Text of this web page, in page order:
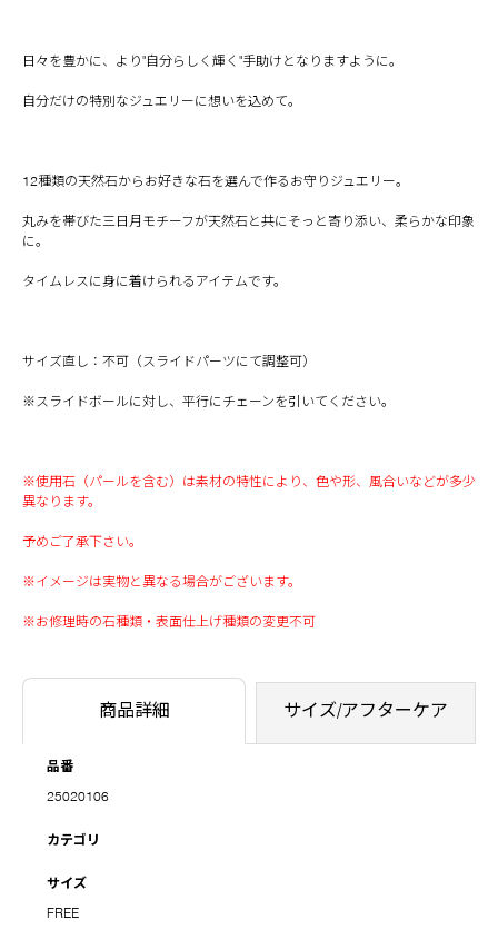
日々を豊かに、より"自分らしく輝く"手助けとなりますように。
自分だけの特別なジュエリーに想いを込めて。
12種類の天然石からお好きな石を選んで作るお守りジュエリー。
丸みを帯びた三日月モチーフが天然石と共にそっと寄り添い、柔らかな印象
に。
タイムレスに身に着けられるアイテムです。
サイズ直し：不可（スライドパーツにて調整可）
※スライドボールに対し、平行にチェーンを引いてください。
※使用石（パールを含む）は素材の特性により、色や形、風合いなどが多少
異なります。
予めご了承下さい。
※イメージは実物と異なる場合がございます。
※お修理時の石種類・表面仕上げ種類の変更不可
商品詳細 サイズ/アフターケア
品番
25020106
カテゴリ
サイズ
FREE